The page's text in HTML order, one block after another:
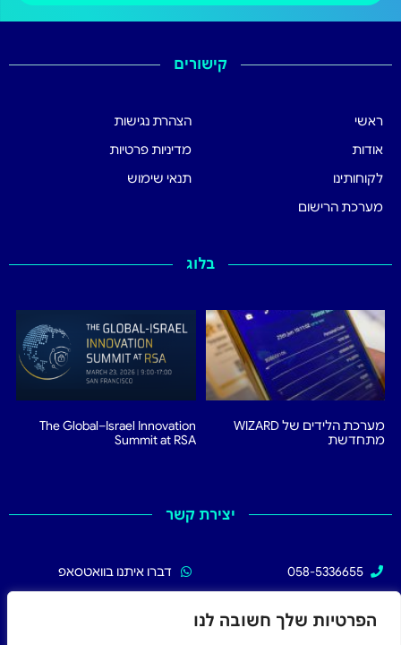
הפרטיות שלך חשובה לנו
קישורים
ראשי
אודות
לקוחותינו
מערכת הרישום
הצהרת נגישות
מדיניות פרטיות
תנאי שימוש
בלוג
מערכת הלידים של WIZARD
מתחדשת
The Global–Israel Innovation
Summit at RSA
יצירת קשר
058-5336655
דברו איתנו בוואטסאפ